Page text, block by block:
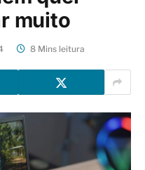
muito
8 Mins leitura